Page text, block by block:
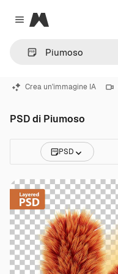
Close menu
Magnific
Crea un'immagine IA
PSD di Piumoso
PSD